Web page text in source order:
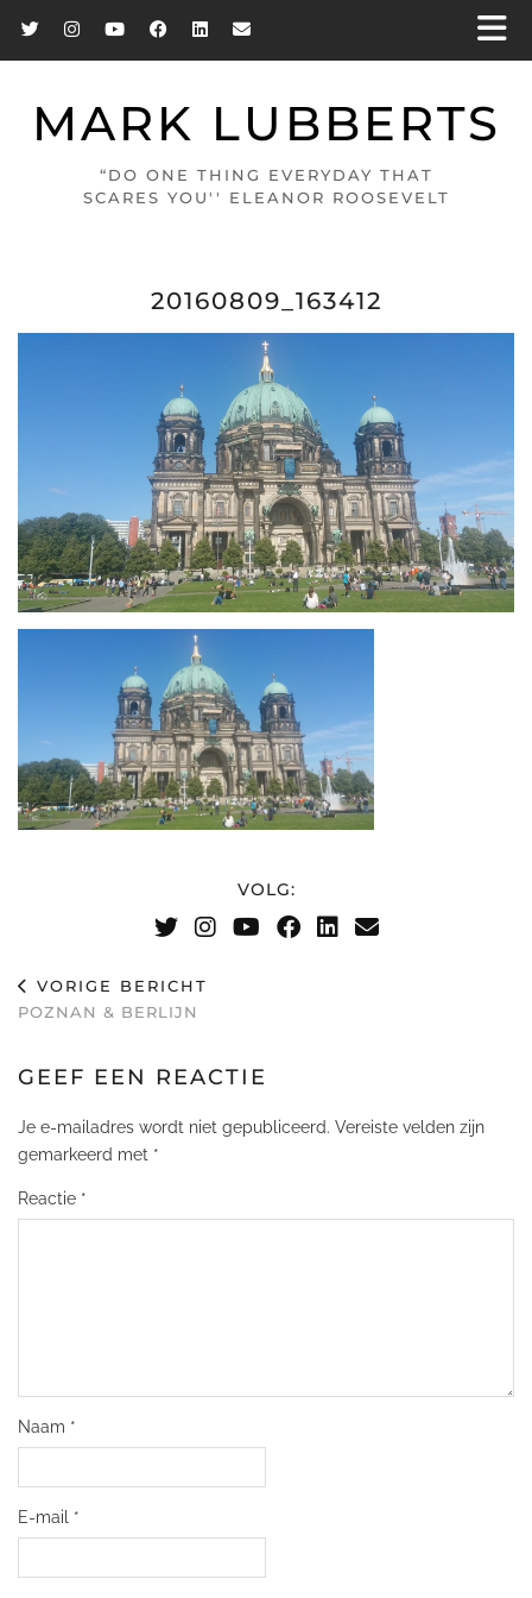
MARK LUBBERTS
“DO ONE THING EVERYDAY THAT
SCARES YOU'' ELEANOR ROOSEVELT
20160809_163412
VOLG:
VORIGE BERICHT
POZNAN & BERLIJN
GEEF EEN REACTIE
Je e-mailadres wordt niet gepubliceerd. Vereiste velden zijn
gemarkeerd met *
Reactie *
Naam *
E-mail *